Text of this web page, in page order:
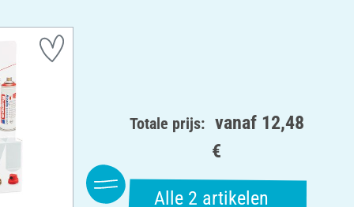
Totale prijs: vanaf 12,48
€
Alle 2 artikelen